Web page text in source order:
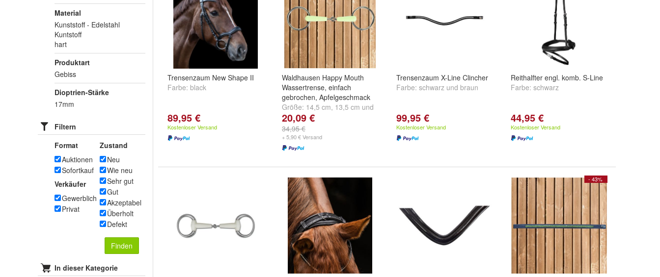
Material
Kunststoff - Edelstahl
Kuntstoff
hart
Produktart
Gebiss
Dioptrien-Stärke
17mm
Filtern
Format
Auktionen
Sofortkauf
Verkäufer
Gewerblich
Privat
Zustand
Neu
Wie neu
Sehr gut
Gut
Akzeptabel
Überholt
Defekt
Finden
In dieser Kategorie
Trensenzaum New Shape II
Farbe: black
89,95 €
Kostenloser Versand
Waldhausen Happy Mouth
Wassertrense, einfach
gebrochen, Apfelgeschmack
Größe: 14,5 cm, 13,5 cm und
12,5 cm
20,09 €
34,95 €
+ 5,90 € Versand
Trensenzaum X-Line Clincher
Farbe: schwarz und braun
99,95 €
Kostenloser Versand
Reithalfter engl. komb. S-Line
Farbe: schwarz
44,95 €
Kostenloser Versand
- 43%